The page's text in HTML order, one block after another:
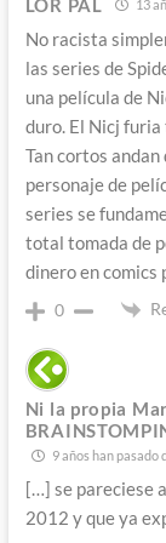
LOR PAL 13
No racista
las series de
una película de
duro. El Nicj furia
Tan cortos
personaje de
series se
total tomada de
dinero en comics
0
Ni la propia
9 años han pasado
[…] se pareciese
2012 y que ya